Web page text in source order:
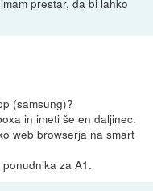
(samsung)?
in imeti še en daljinec.
web browserja na smart
za A1.